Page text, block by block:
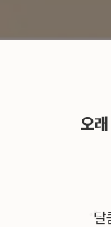
오
달